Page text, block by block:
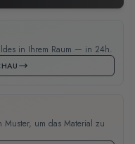
in Ihrem Raum — in 24h.
Muster, um das Material zu